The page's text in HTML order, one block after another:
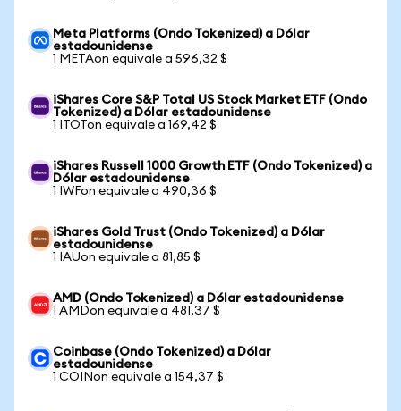
Meta Platforms (Ondo Tokenized) a Dólar
estadounidense
1 METAon equivale a 596,32 $
iShares Core S&P Total US Stock Market ETF (Ondo
Tokenized) a Dólar estadounidense
1 ITOTon equivale a 169,42 $
iShares Russell 1000 Growth ETF (Ondo Tokenized) a
Dólar estadounidense
1 IWFon equivale a 490,36 $
iShares Gold Trust (Ondo Tokenized) a Dólar
estadounidense
1 IAUon equivale a 81,85 $
AMD (Ondo Tokenized) a Dólar estadounidense
1 AMDon equivale a 481,37 $
Coinbase (Ondo Tokenized) a Dólar
estadounidense
1 COINon equivale a 154,37 $